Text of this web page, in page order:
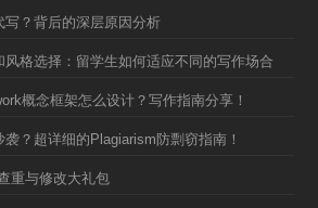
写？背后的深层原因分析
风格选择：留学生如何适应不同的写作场合
概念框架怎么设计？写作指南分享！
？超详细的Plagiarism防剽窃指南！
重与修改大礼包